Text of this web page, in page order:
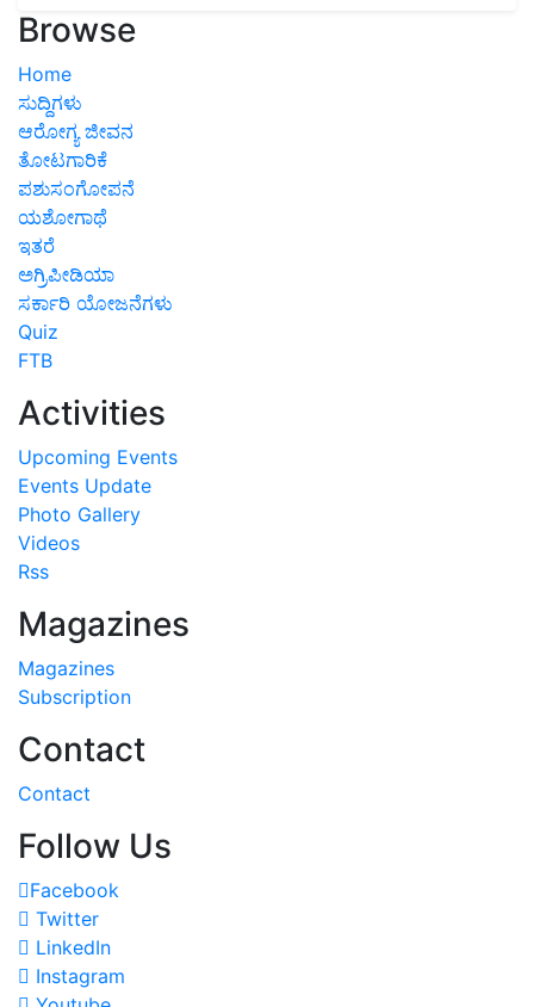
Browse
Home
ಸುದ್ದಿಗಳು
ಆರೋಗ್ಯ ಜೀವನ
ತೋಟಗಾರಿಕೆ
ಪಶುಸಂಗೋಪನೆ
ಯಶೋಗಾಥೆ
ಇತರೆ
ಅಗ್ರಿಪೀಡಿಯಾ
ಸರ್ಕಾರಿ ಯೋಜನೆಗಳು
Quiz
FTB
Activities
Upcoming Events
Events Update
Photo Gallery
Videos
Rss
Magazines
Magazines
Subscription
Contact
Contact
Follow Us
Facebook
Twitter
LinkedIn
Instagram